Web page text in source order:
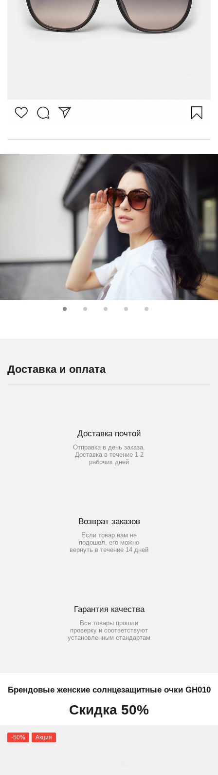
Доставка и оплата
Доставка почтой
Отправка в день заказа.
Доставка в течение 1-2
рабочих дней
Возврат заказов
Если товар вам не
подошел, его можно
вернуть в течение 14 дней
Гарантия качества
Все товары прошли
проверку и соответствуют
установленным стандартам
Брендовые женские солнцезащитные очки GH010
Скидка 50%
-50% Акция